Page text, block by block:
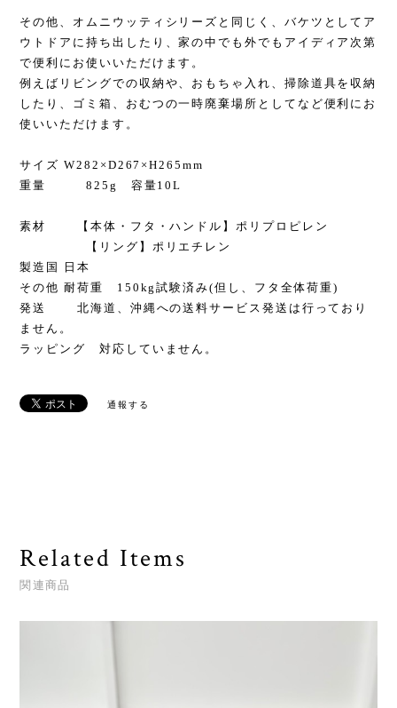
その他、オムニウッティシリーズと同じく、バケツとしてア
ウトドアに持ち出したり、家の中でも外でもアイディア次第
で便利にお使いいただけます。
例えばリビングでの収納や、おもちゃ入れ、掃除道具を収納
したり、ゴミ箱、おむつの一時廃棄場所としてなど便利にお
使いいただけます。
サイズ W282×D267×H265mm
重量 825g 容量10L
素材 【本体・フタ・ハンドル】ポリプロピレン
【リング】ポリエチレン
製造国 日本
その他 耐荷重 150kg試験済み(但し、フタ全体荷重)
発送 北海道、沖縄への送料サービス発送は行っており
ません。
ラッピング 対応していません。
通報する
Related Items
関連商品